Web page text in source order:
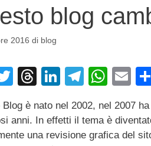
blog
2016 di blog
T
wi
tt
er
T
e
a
Li
k
e
T
e
gr
W
at
s
E
ail
Blog è nato nel 2002, nel 2007
anni. In effetti il tema è
una revisione grafica del